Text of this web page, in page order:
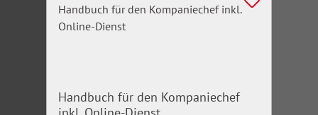
Handbuch für den Kompaniechef